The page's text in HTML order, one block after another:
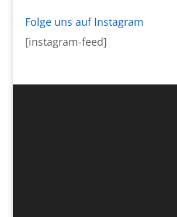
Folge uns auf Instagram
[instagram-feed]